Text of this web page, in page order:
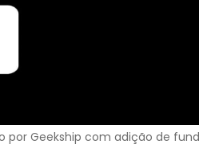
por Geekship com adição de